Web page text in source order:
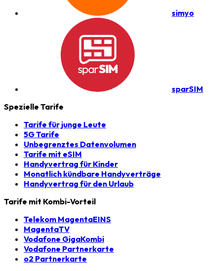
simyo
sparSIM
Spezielle Tarife
Tarife für junge Leute
5G Tarife
Unbegrenztes Datenvolumen
Tarife mit eSIM
Handyvertrag für Kinder
Monatlich kündbare Handyverträge
Handyvertrag für den Urlaub
Tarife mit Kombi-Vorteil
Telekom MagentaEINS
MagentaTV
Vodafone GigaKombi
Vodafone Partnerkarte
o2 Partnerkarte